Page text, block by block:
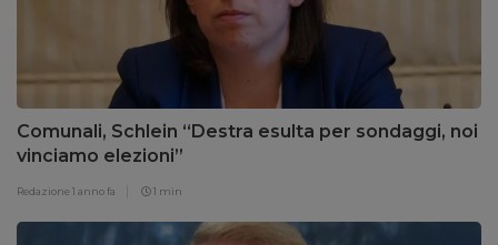
Comunali, Schlein “Destra esulta per sondaggi, noi
vinciamo elezioni”
Redazione1 anno fa 1 min